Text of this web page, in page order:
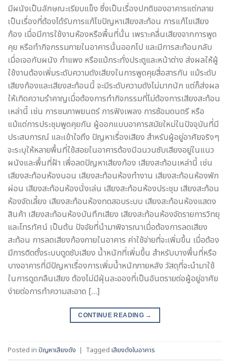
มีผนังเป็นลักษณะเรียบแข็ง ซึ่งเป็นเรื่องปกติของอาคารแต่กลาย
เป็นเรื่องที่ต้องได้รับการแก้ไขปัญหาเสียงสะท้อน การแก้ไขเสียง
ก้อง เมื่อมีการใช้งานห้องหรือพื้นที่นั้น เพราะคลื่นเสียงจากการพูด
คุย หรือทำกิจกรรมภายในอาคารนั้นออกไป และมีการสะท้อนกลับ
เมื่อเจอกับผนัง กำแพง หรือแม้กระทั่งประตูและหน้าต่าง ส่งผลให้ผู้
ใช้งานต้องเพิ่มระดับความดังเสียงในการพูดคุยสื่อสารกัน แม้ระดับ
เสียงก้องและเสียงสะท้อนนี้ จะมีระดับความดังไม่มากนัก แต่ก็ส่งผล
ให้เกิดความรำคาญเมื่อต้องการทำกิจกรรมที่ไม่ต้องการเสียงสะท้อน
เหล่านี้ เช่น การชมภาพยนตร์ การฟังเพลง การซ้อมดนตรี หรือ
แม้แต่การประชุมพูดคุยกัน ผู้ออกแบบอาคารสมัยใหม่ในปัจจุบันที่มี
ประสบการณ์ และเข้าใจถึง ปัญหาเรื่องเสียง สำหรับผู้อยู่อาศัยจริงๆ
จะระบุให้หลายพื้นที่ใช้สอยในอาคารต้องมีฉนวนซับเสียงอยู่ในแนว
ผนังและพื้นที่ฝ้า เพื่อลดปัญหาเสียงก้อง เสียงสะท้อนเหล่านี้ เช่น
เสียงสะท้อนห้องนอน เสียงสะท้อนห้องทำงาน เสียงสะท้อนห้องพัก
ผ่อน เสียงสะท้อนห้องนั่งเล่น เสียงสะท้อนห้องประชุม เสียงสะท้อน
ห้องจัดเลี้ยง เสียงสะท้อนห้องทดสอบระบบ เสียงสะท้อนห้องแสดง
สินค้า เสียงสะท้อนห้องบันทึกเสียง เสียงสะท้อนห้องจัดรายการวิทยุ
และโทรทัศน์ เป็นต้น ปัจจัยที่นำมาพิจารณาเมื่อต้องการลดเสียง
สะท้อน การลดเสียงก้องภายในอาคาร ค่าใช้จ่ายที่จะเพิ่มขึ้น เมื่อต้อง
มีการติดตั้งระบบดูดซับเสียง น้ำหนักที่เพิ่มขึ้น สำหรับบางพื้นที่หรือ
บางอาคารที่มีปัญหาเรื่องการเพิ่มน้ำหนักภายหลัง วัสดุที่จะนำมาใช้
ในการดูดกลืนเสียง ต้องไม่มีฝุ่นละอองที่เป็นอันตรายต่อผู้อยู่อาศัย
ง่ายต่อการทำความสะอาด […]
CONTINUE READING →
Posted in ปัญหาเสียงดัง | Tagged เสียงดังในอาคาร